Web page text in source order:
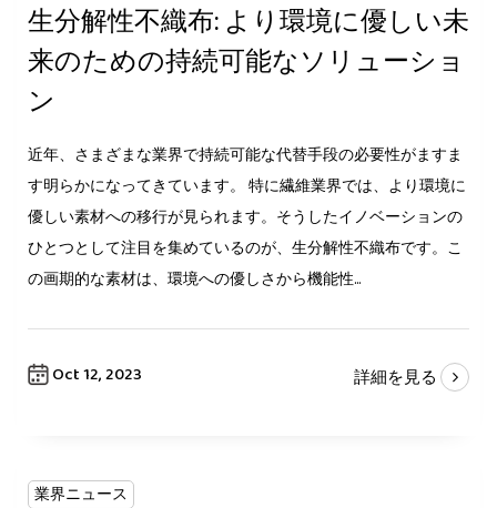
生分解性不織布: より環境に優しい未
来のための持続可能なソリューショ
ン
近年、さまざまな業界で持続可能な代替手段の必要性がますま
す明らかになってきています。 特に繊維業界では、より環境に
優しい素材への移行が見られます。そうしたイノベーションの
ひとつとして注目を集めているのが、生分解性不織布です。こ
の画期的な素材は、環境への優しさから機能性...
Oct 12, 2023 詳細を見る
業界ニュース